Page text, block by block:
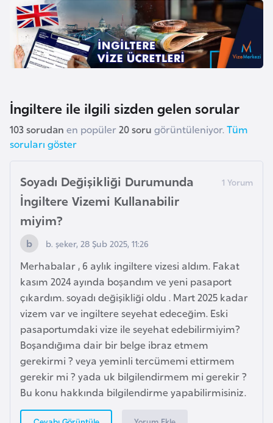
İngiltere ile ilgili sizden gelen sorular
103 sorudan en popüler20 soru görüntüleniyor. Tüm
soruları göster
Soyadı Değişikliği Durumunda
İngiltere Vizemi Kullanabilir
miyim?
b. şeker, 28 Şub 2025, 11:26
Merhabalar , 6 aylık ingiltere vizesi aldım. Fakat
kasım 2024 ayında boşandım ve yeni pasaport
çıkardım. soyadı değişikliği oldu . Mart 2025 kadar
vizem var ve ingiltere seyehat edeceğim. Eski
pasaportumdaki vize ile seyehat edebilirmiyim?
Boşandığıma dair bir belge ibraz etmem
gerekirmi ? veya yeminli tercümemi ettirmem
gerekir mi ? yada uk bilgilendirmem mi gerekir ?
Bu konu hakkında bilgilendirme yapabilirmisiniz.
n
l
a
n
y
a
F
r
a
n
s
a
G
a
b
o
n
G
a